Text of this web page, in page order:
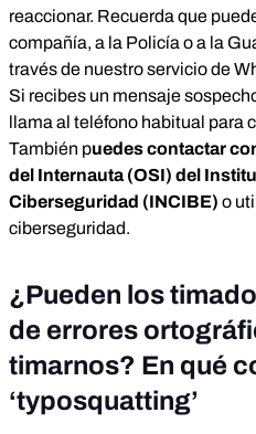
reaccionar. Recuerda que
compañía, a la Policía o a la
través de nuestro servicio de
Si recibes un mensaje
llama al teléfono habitual para
También puedes contactar
del Internauta (OSI) del
Ciberseguridad (INCIBE) o
ciberseguridad.
¿Pueden los
de errores
timarnos? En qué
‘typosquatting’